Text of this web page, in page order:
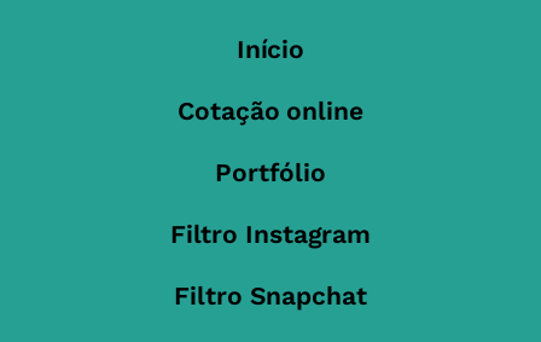
Início
Cotação online
Portfólio
Filtro Instagram
Filtro Snapchat